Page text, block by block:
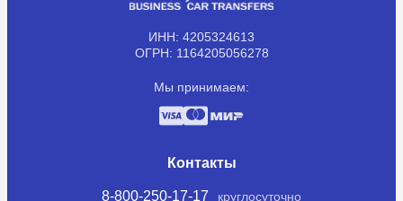
ИНН: 4205324613
ОГРН: 1164205056278
Мы принимаем:
Контакты
8-800-250-17-17 круглосуточно